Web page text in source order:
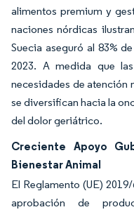
alimentos premium y
naciones nórdicas
Suecia aseguró al 83%
2023. A medida que
necesidades de atención
se diversifican hacia la
del dolor geriátrico.
Creciente Apoyo
Bienestar Animal
El Reglamento (UE)
aprobación de